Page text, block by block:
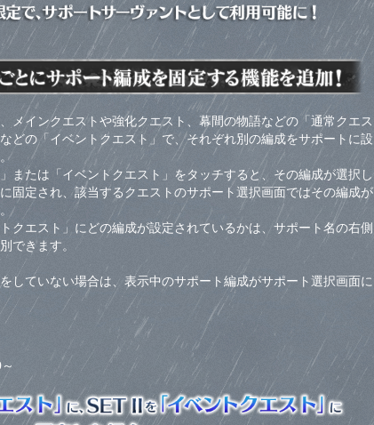
メインクエストや強化クエスト、幕間の物語などの「通常クエス
どの「イベントクエスト」で、それぞれ別の編成をサポートに設
または「イベントクエスト」をタッチすると、その編成が選択し
固定され、該当するクエストのサポート選択画面ではその編成が
クエスト」にどの編成が設定されているかは、サポート名の右側
できます。
していない場合は、表示中のサポート編成がサポート選択画面に